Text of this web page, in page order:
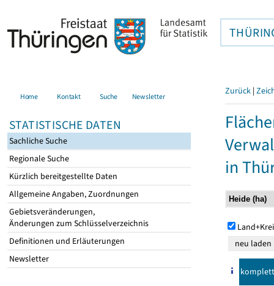
Home Kontakt Suche Newsletter
STATISTISCHE DATEN
Sachliche Suche
Regionale Suche
Kürzlich bereitgestellte Daten
Allgemeine Angaben, Zuordnungen
Gebietsveränderungen,
Änderungen zum Schlüsselverzeichnis
Definitionen und Erläuterungen
Newsletter
Zurück |
in
komplett